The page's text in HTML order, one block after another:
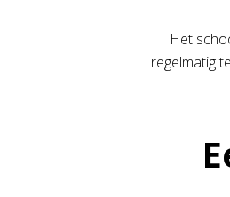
Het
regelmatig